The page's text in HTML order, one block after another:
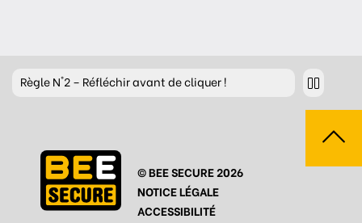
RègleN°2 – Réfléchir avant de cliquer !
RègleN°5 – Se protéger du piratage
RègleN°6 – Remettre en question ce que l’on voit
© BEE SECURE 2026
NOTICE LÉGALE
ACCESSIBILITÉ